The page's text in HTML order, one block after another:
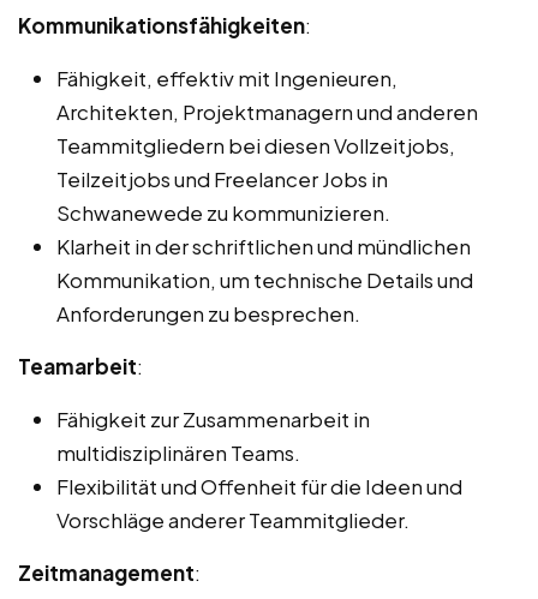
Kommunikationsfähigkeiten:
Fähigkeit, effektiv mit Ingenieuren,
Architekten, Projektmanagern und anderen
Teammitgliedern bei diesen Vollzeitjobs,
Teilzeitjobs und Freelancer Jobs in
Schwanewede zu kommunizieren.
Klarheit in der schriftlichen und mündlichen
Kommunikation, um technische Details und
Anforderungen zu besprechen.
Teamarbeit:
Fähigkeit zur Zusammenarbeit in
multidisziplinären Teams.
Flexibilität und Offenheit für die Ideen und
Vorschläge anderer Teammitglieder.
Zeitmanagement: